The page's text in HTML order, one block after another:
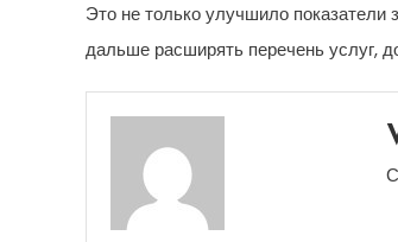
Это не только улучшило показатели
дальше расширять перечень услуг,